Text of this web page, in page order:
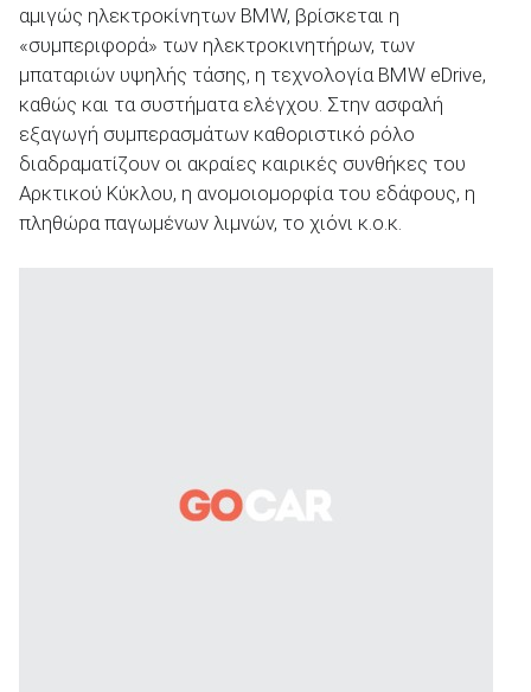
ΑΝΑΖΗΤΗΣΗ
αμιγώς ηλεκτροκίνητων BMW, βρίσκεται η
«συμπεριφορά» των ηλεκτροκινητήρων, των
μπαταριών υψηλής τάσης, η τεχνολογία BMW eDrive,
καθώς και τα συστήματα ελέγχου. Στην ασφαλή
εξαγωγή συμπερασμάτων καθοριστικό ρόλο
διαδραματίζουν οι ακραίες καιρικές συνθήκες του
Αρκτικού Κύκλου, η ανομοιομορφία του εδάφους, η
πληθώρα παγωμένων λιμνών, το χιόνι κ.ο.κ.